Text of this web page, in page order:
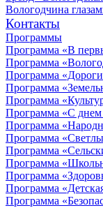
Вологодчина
Контакты
Программы
Программа «В
Программа
Программа
Программа
Программа
Программа «С
Программа
Программа
Программа
Программа
Программа
Программа
Программа